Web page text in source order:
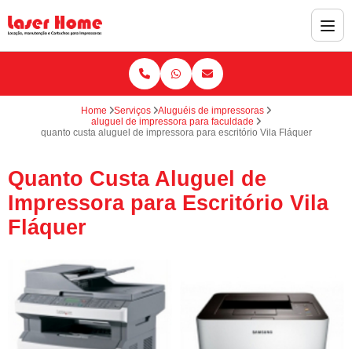
Home Serviços
Aluguéis de impressoras
aluguel de impressora para faculdade
quanto custa aluguel de impressora para escritório Vila Fláquer
Quanto Custa Aluguel de
Impressora para Escritório Vila
Fláquer